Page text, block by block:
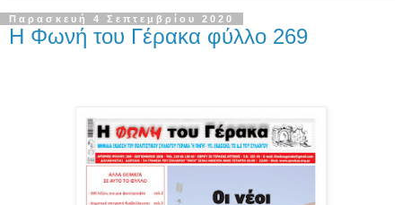
Παρασκευή 4 Σεπτεμβρίου 2020
Η Φωνή του Γέρακα φύλλο 269